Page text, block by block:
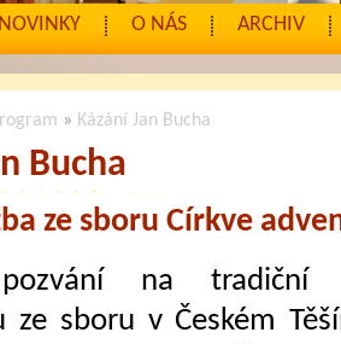
NOVINKY O NÁS ARCHIV
» Kázání Jan Bucha
Bucha
ze sboru Církve
na tradiční
ze sboru v Českém